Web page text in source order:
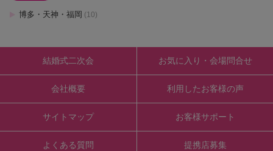
博多・天神・福岡 (10)
結婚式二次会
会社概要
サイトマップ
よくある質問
お気に入り・会場問合せ
利用したお客様の声
お客様サポート
提携店募集